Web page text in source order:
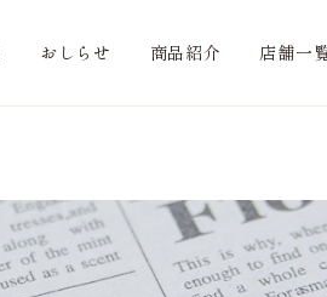
おしらせ 商品紹介 店舗一